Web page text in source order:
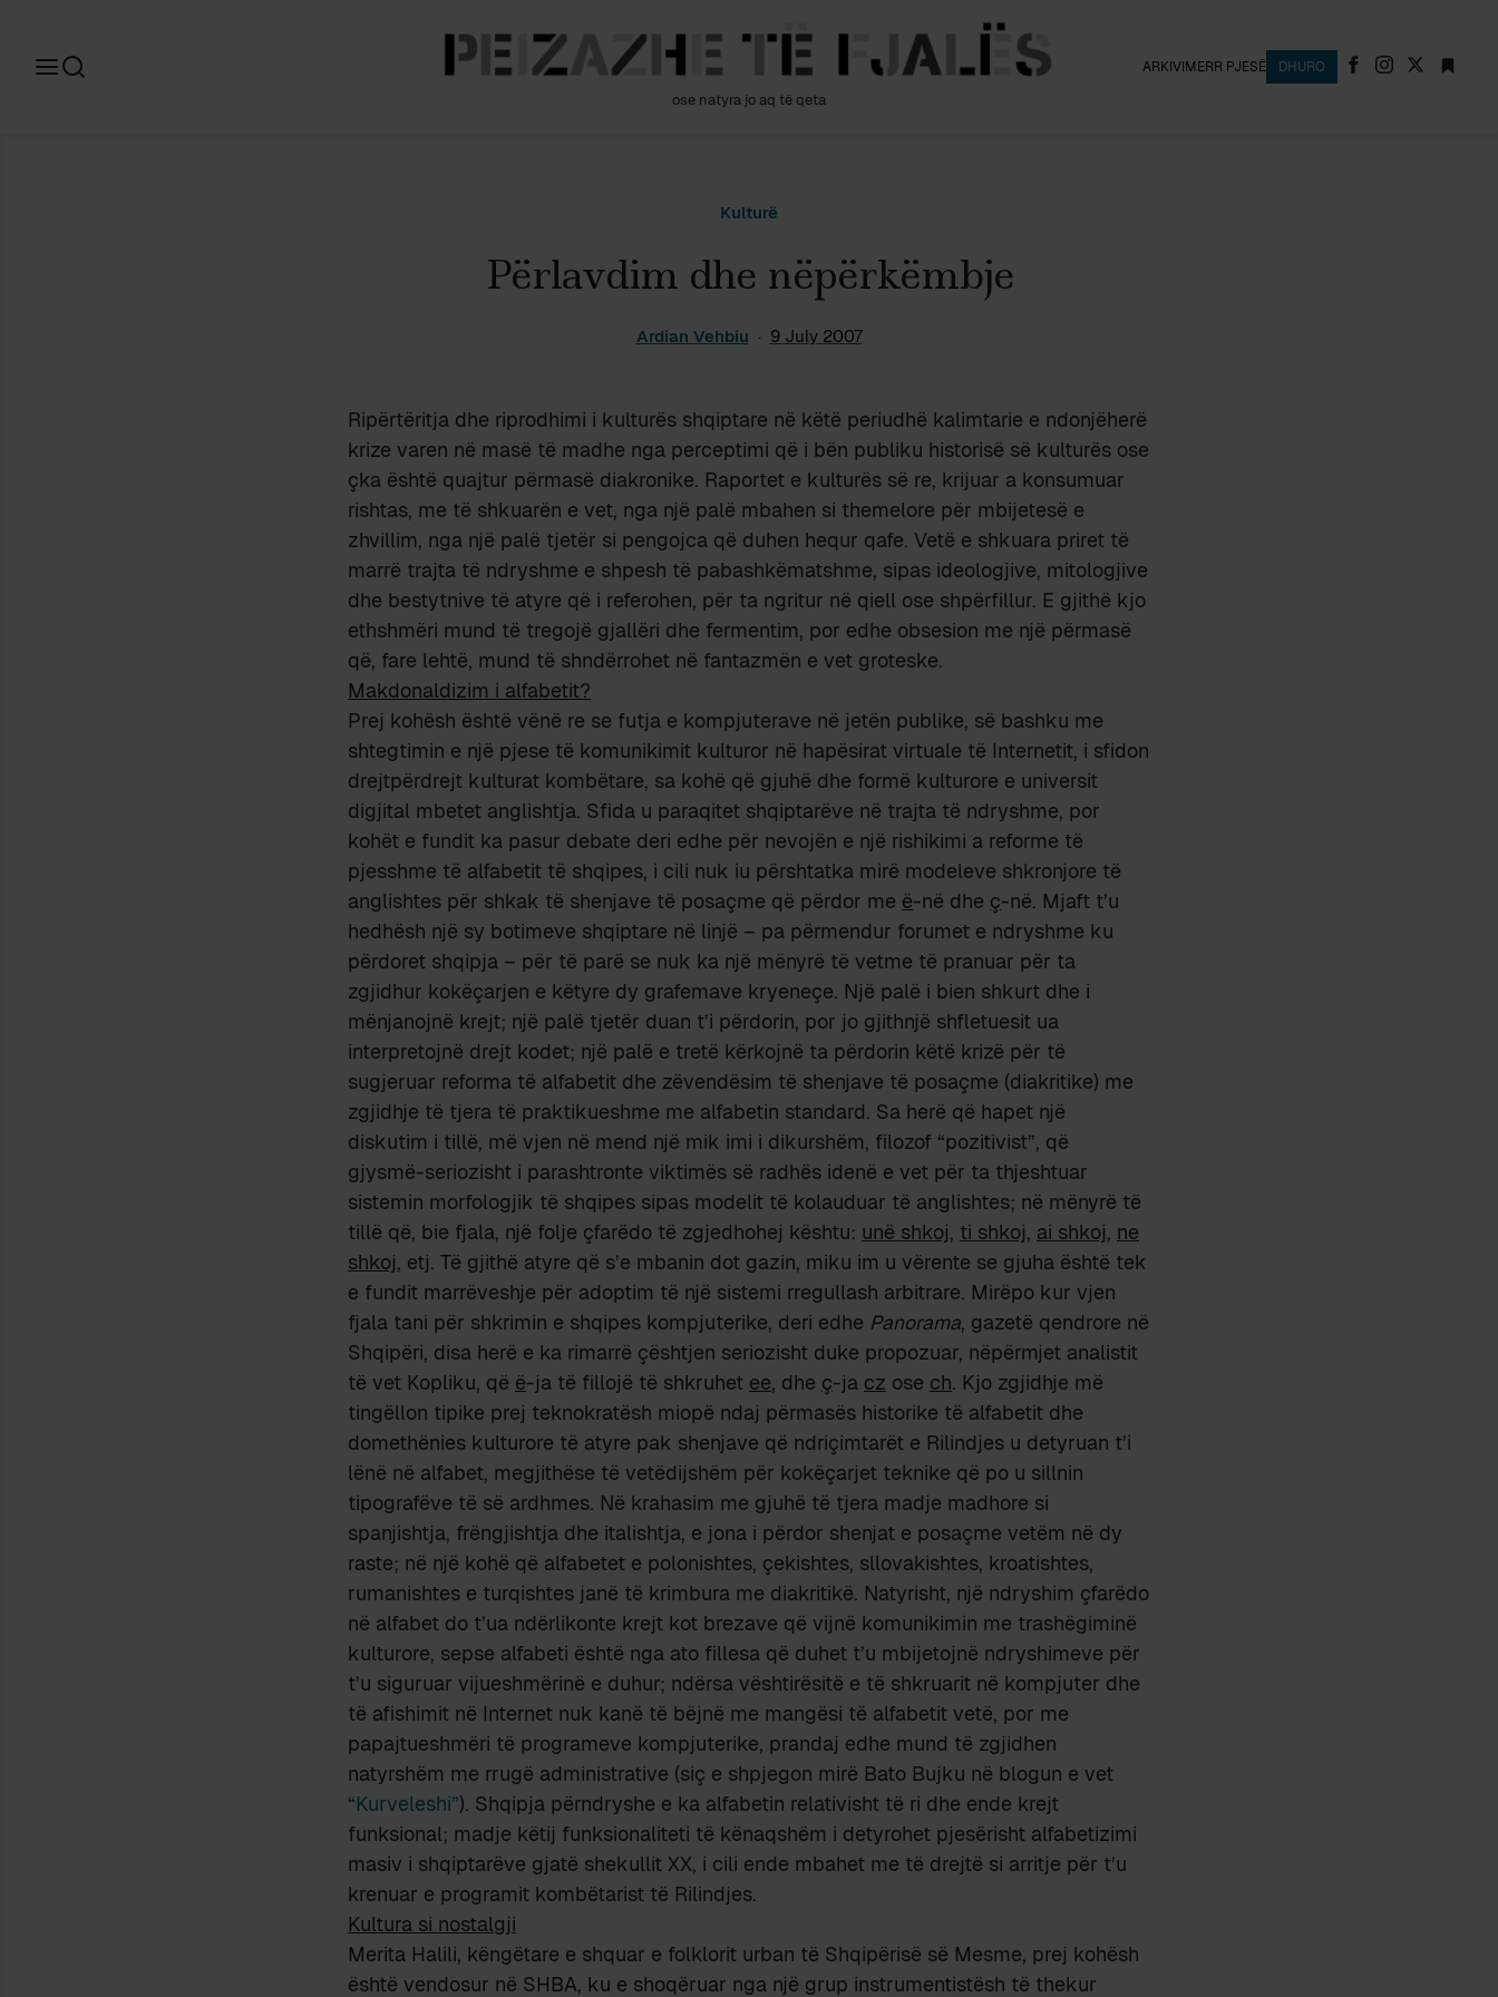
ose natyra jo aq të qeta
ARKIVIMERR PJESË DHURO
Kulturë
Përlavdim dhe nëpërkëmbje
Ardian Vehbiu 9 July 2007
Ripërtëritja dhe riprodhimi i kulturës shqiptare në këtë periudhë kalimtarie e ndonjëherë
krize varen në masë të madhe nga perceptimi që i bën publiku historisë së kulturës ose
çka është quajtur përmasë diakronike. Raportet e kulturës së re, krijuar a konsumuar
rishtas, me të shkuarën e vet, nga një palë mbahen si themelore për mbijetesë e
zhvillim, nga një palë tjetër si pengojca që duhen hequr qafe. Vetë e shkuara priret të
marrë trajta të ndryshme e shpesh të pabashkëmatshme, sipas ideologjive, mitologjive
dhe bestytnive të atyre që i referohen, për ta ngritur në qiell ose shpërfillur. E gjithë kjo
ethshmëri mund të tregojë gjallëri dhe fermentim, por edhe obsesion me një përmasë
që, fare lehtë, mund të shndërrohet në fantazmën e vet groteske.
Makdonaldizim i alfabetit?
Prej kohësh është vënë re se futja e kompjuterave në jetën publike, së bashku me
shtegtimin e një pjese të komunikimit kulturor në hapësirat virtuale të Internetit, i sfidon
drejtpërdrejt kulturat kombëtare, sa kohë që gjuhë dhe formë kulturore e universit
digjital mbetet anglishtja. Sfida u paraqitet shqiptarëve në trajta të ndryshme, por
kohët e fundit ka pasur debate deri edhe për nevojën e një rishikimi a reforme të
pjesshme të alfabetit të shqipes, i cili nuk iu përshtatka mirë modeleve shkronjore të
anglishtes për shkak të shenjave të posaçme që përdor me ë-në dhe ç-në. Mjaft t’u
hedhësh një sy botimeve shqiptare në linjë – pa përmendur forumet e ndryshme ku
përdoret shqipja – për të parë se nuk ka një mënyrë të vetme të pranuar për ta
zgjidhur kokëçarjen e këtyre dy grafemave kryeneçe. Një palë i bien shkurt dhe i
mënjanojnë krejt; një palë tjetër duan t’i përdorin, por jo gjithnjë shfletuesit ua
interpretojnë drejt kodet; një palë e tretë kërkojnë ta përdorin këtë krizë për të
sugjeruar reforma të alfabetit dhe zëvendësim të shenjave të posaçme (diakritike) me
zgjidhje të tjera të praktikueshme me alfabetin standard. Sa herë që hapet një
diskutim i tillë, më vjen në mend një mik imi i dikurshëm, filozof “pozitivist”, që
gjysmë-seriozisht i parashtronte viktimës së radhës idenë e vet për ta thjeshtuar
sistemin morfologjik të shqipes sipas modelit të kolauduar të anglishtes; në mënyrë të
tillë që, bie fjala, një folje çfarëdo të zgjedhohej kështu: unë shkoj, ti shkoj, ai shkoj, ne
shkoj, etj. Të gjithë atyre që s’e mbanin dot gazin, miku im u vërente se gjuha është tek
e fundit marrëveshje për adoptim të një sistemi rregullash arbitrare. Mirëpo kur vjen
fjala tani për shkrimin e shqipes kompjuterike, deri edhe Panorama, gazetë qendrore në
Shqipëri, disa herë e ka rimarrë çështjen seriozisht duke propozuar, nëpërmjet analistit
të vet Kopliku, që ë-ja të fillojë të shkruhet ee, dhe ç-ja cz ose ch. Kjo zgjidhje më
tingëllon tipike prej teknokratësh miopë ndaj përmasës historike të alfabetit dhe
domethënies kulturore të atyre pak shenjave që ndriçimtarët e Rilindjes u detyruan t’i
lënë në alfabet, megjithëse të vetëdijshëm për kokëçarjet teknike që po u sillnin
tipografëve të së ardhmes. Në krahasim me gjuhë të tjera madje madhore si
spanjishtja, frëngjishtja dhe italishtja, e jona i përdor shenjat e posaçme vetëm në dy
raste; në një kohë që alfabetet e polonishtes, çekishtes, sllovakishtes, kroatishtes,
rumanishtes e turqishtes janë të krimbura me diakritikë. Natyrisht, një ndryshim çfarëdo
në alfabet do t’ua ndërlikonte krejt kot brezave që vijnë komunikimin me trashëgiminë
kulturore, sepse alfabeti është nga ato fillesa që duhet t’u mbijetojnë ndryshimeve për
t’u siguruar vijueshmërinë e duhur; ndërsa vështirësitë e të shkruarit në kompjuter dhe
të afishimit në Internet nuk kanë të bëjnë me mangësi të alfabetit vetë, por me
papajtueshmëri të programeve kompjuterike, prandaj edhe mund të zgjidhen
natyrshëm me rrugë administrative (siç e shpjegon mirë Bato Bujku në blogun e vet
“Kurveleshi”). Shqipja përndryshe e ka alfabetin relativisht të ri dhe ende krejt
funksional; madje këtij funksionaliteti të kënaqshëm i detyrohet pjesërisht alfabetizimi
masiv i shqiptarëve gjatë shekullit XX, i cili ende mbahet me të drejtë si arritje për t’u
krenuar e programit kombëtarist të Rilindjes.
Kultura si nostalgji
Merita Halili, këngëtare e shquar e folklorit urban të Shqipërisë së Mesme, prej kohësh
është vendosur në SHBA, ku e shoqëruar nga një grup instrumentistësh të thekur